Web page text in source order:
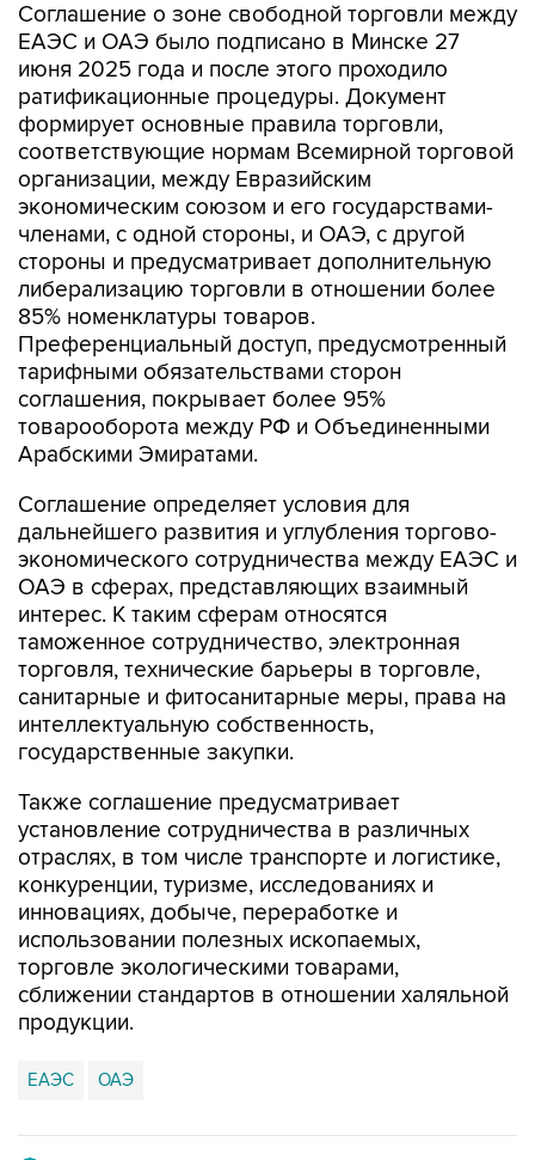
Соглашение о зоне свободной торговли между
ЕАЭС и ОАЭ было подписано в Минске 27
июня 2025 года и после этого проходило
ратификационные процедуры. Документ
формирует основные правила торговли,
соответствующие нормам Всемирной торговой
организации, между Евразийским
экономическим союзом и его государствами-
членами, с одной стороны, и ОАЭ, с другой
стороны и предусматривает дополнительную
либерализацию торговли в отношении более
85% номенклатуры товаров.
Преференциальный доступ, предусмотренный
тарифными обязательствами сторон
соглашения, покрывает более 95%
товарооборота между РФ и Объединенными
Арабскими Эмиратами.
Соглашение определяет условия для
дальнейшего развития и углубления торгово-
экономического сотрудничества между ЕАЭС и
ОАЭ в сферах, представляющих взаимный
интерес. К таким сферам относятся
таможенное сотрудничество, электронная
торговля, технические барьеры в торговле,
санитарные и фитосанитарные меры, права на
интеллектуальную собственность,
государственные закупки.
Также соглашение предусматривает
установление сотрудничества в различных
отраслях, в том числе транспорте и логистике,
конкуренции, туризме, исследованиях и
инновациях, добыче, переработке и
использовании полезных ископаемых,
торговле экологическими товарами,
сближении стандартов в отношении халяльной
продукции.
ЕАЭС ОАЭ